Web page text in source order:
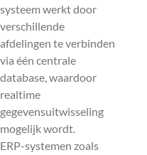
systeem werkt door
verschillende
afdelingen te verbinden
via één centrale
database, waardoor
realtime
gegevensuitwisseling
mogelijk wordt.
ERP-systemen zoals